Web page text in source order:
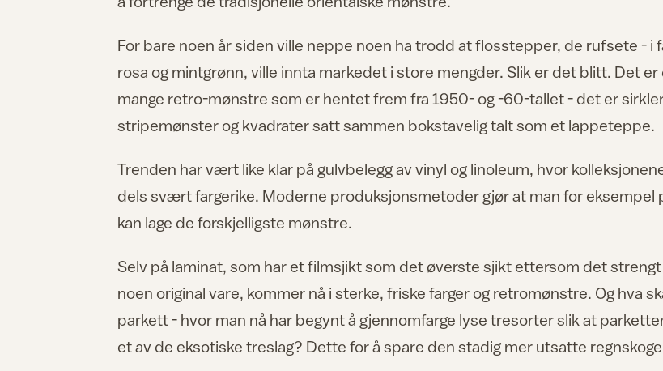
For bare noen år siden ville neppe noen ha trodd at flosstepper, de rufsete - i
rosa og mintgrønn, ville innta markedet i store mengder. Slik er det blitt. Det
mange retro-mønstre som er hentet frem fra 1950- og -60-tallet - det er
stripemønster og kvadrater satt sammen bokstavelig talt som et lappeteppe.
Trenden har vært like klar på gulvbelegg av vinyl og linoleum, hvor
dels svært fargerike. Moderne produksjonsmetoder gjør at man for eksempel
kan lage de forskjelligste mønstre.
Selv på laminat, som har et filmsjikt som det øverste sjikt ettersom det
noen original vare, kommer nå i sterke, friske farger og retromønstre. Og hva
parkett - hvor man nå har begynt å gjennomfarge lyse tresorter slik at
et av de eksotiske treslag? Dette for å spare den stadig mer utsatte